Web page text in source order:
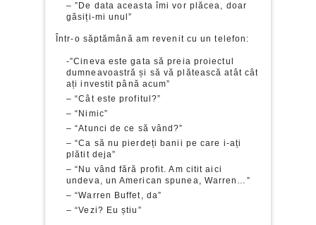
– ”De data aceasta îmi vor plăcea, doar
găsiți-mi unul”
Într-o săptămână am revenit cu un telefon:
-”Cineva este gata să preia proiectul
dumneavoastră și să vă plătească atât cât
ați investit până acum”
– “Cât este profitul?”
– “Nimic”
– “Atunci de ce să vând?”
– “Ca să nu pierdeți banii pe care i-ați
plătit deja”
– “Nu vând fără profit. Am citit aici
undeva, un American spunea, Warren…”
– “Warren Buffet, da”
– “Vezi? Eu știu”